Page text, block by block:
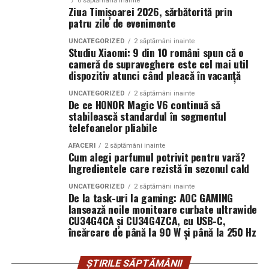
Când intervine uzucapiunea
Posesorul nu rămâne fără apărare. Uneori, chiar câștigă.
Uzucapiunea permite dobândirea proprietății prin
posesie îndelungată, dacă sunt îndeplinite anumite
condiții: posesie continuă, publică, pașnică și sub nume
de proprietar.
Aici apar conflictele cele mai sensibile.
Scenariu: teren „lucrat” de ani de zile
La marginea unui oraș în expansiune, un teren agricol a
fost folosit constant de un mic antreprenor local. L-a
împrejmuit. L-a cultivat. A investit în irigații.
Proprietarul din acte locuiește în străinătate și nu a
liniari
Conectică:priză 220 V monofazic, priză
380 V trifazic, priză încărcare auto electric
Climatizare:aer condiționat integrat pentru
menținerea bateriilor la temperatură optimă
Mobilitate:roți tip off-road pentru deplasare
pe teren accidentat
beneficiarului. La cerere, modelul poate fi extins cu prize
suplimentare, sisteme de iluminat exterior, monitorizare la
distanță și conectivitate GSM.
Gama completă: de la 3 metri la 12 metri
Ziua Timișoarei 2026, sărbătorită prin
patru zile de evenimente
UNCATEGORIZED 2 săptămâni inainte
Studiu Xiaomi: 9 din 10 români spun că o
cameră de supraveghere este cel mai util
dispozitiv atunci când pleacă în vacanță
UNCATEGORIZED 2 săptămâni inainte
De ce HONOR Magic V6 continuă să
stabilească standardul în segmentul
telefoanelor pliabile
AFACERI 2 săptămâni inainte
Cum alegi parfumul potrivit pentru vară?
Ingredientele care rezistă în sezonul cald
UNCATEGORIZED 2 săptămâni inainte
De la task-uri la gaming: AOC GAMING
lansează noile monitoare curbate ultrawide
CU34G4CA și CU34G4ZCA, cu USB-C,
încărcare de până la 90 W și până la 250 Hz
ȘTIRILE SĂPTĂMÂNII